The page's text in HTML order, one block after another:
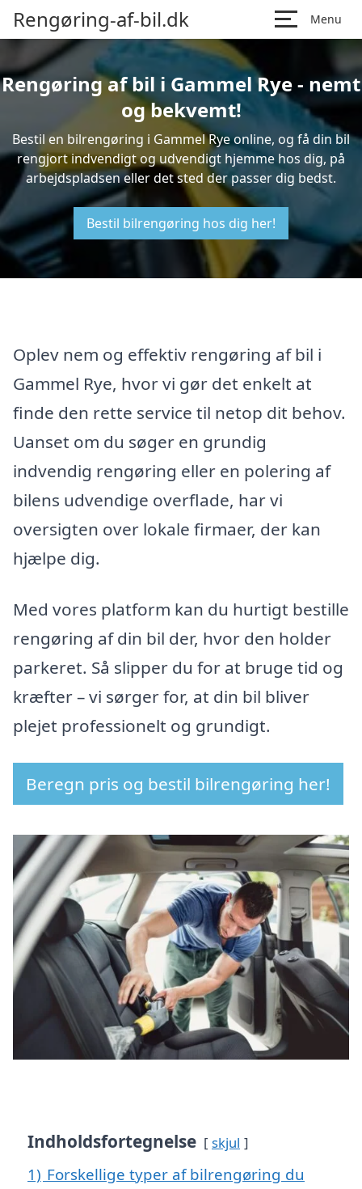
Rengøring-af-bil.dk Menu
Rengøring af bil i Gammel Rye - nemt
og bekvemt!
Bestil en bilrengøring i Gammel Rye online, og få din bil
rengjort indvendigt og udvendigt hjemme hos dig, på
arbejdspladsen eller det sted der passer dig bedst.
Bestil bilrengøring hos dig her!
Oplev nem og effektiv rengøring af bil i
Gammel Rye, hvor vi gør det enkelt at
finde den rette service til netop dit behov.
Uanset om du søger en grundig
indvendig rengøring eller en polering af
bilens udvendige overflade, har vi
oversigten over lokale firmaer, der kan
hjælpe dig.
Med vores platform kan du hurtigt bestille
rengøring af din bil der, hvor den holder
parkeret. Så slipper du for at bruge tid og
kræfter – vi sørger for, at din bil bliver
plejet professionelt og grundigt.
Beregn pris og bestil bilrengøring her!
Indholdsfortegnelse skjul
1) Forskellige typer af bilrengøring du